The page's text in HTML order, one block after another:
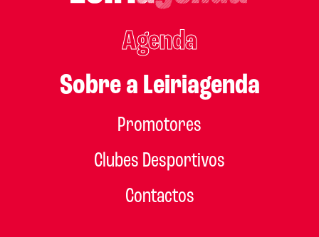
Agenda
Sobre a Leiriagenda
Promotores
Clubes Desportivos
Contactos